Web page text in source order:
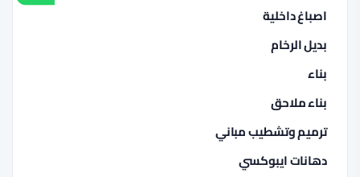
اصباغ داخلية
بديل الرخام
بناء
بناء ملاحق
ترميم وتشطيب مباني
دهانات ايبوكسي